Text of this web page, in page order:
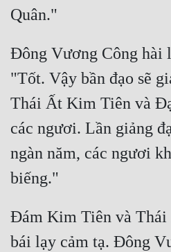
Đông Vương Công hài
"Tốt. Vậy bần đạo sẽ
Thái Ất Kim Tiên và
các ngươi. Lần giảng
ngàn năm, các ngươi
Đám Kim Tiên và
bái lạy cảm tạ. Đông